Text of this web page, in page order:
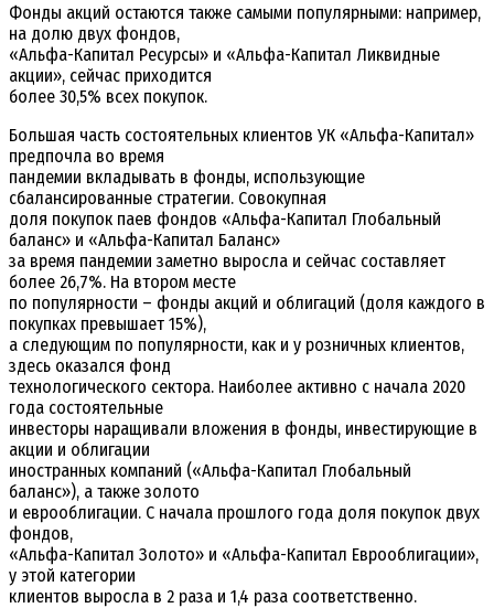
Фонды акций остаются также самыми популярными: например,
на долю двух фондов,
«Альфа-Капитал Ресурсы» и «Альфа-Капитал Ликвидные
акции», сейчас приходится
более 30,5% всех покупок.
Большая часть состоятельных клиентов УК «Альфа-Капитал»
предпочла во время
пандемии вкладывать в фонды, использующие
сбалансированные стратегии. Совокупная
доля покупок паев фондов «Альфа-Капитал Глобальный
баланс» и «Альфа-Капитал Баланс»
за время пандемии заметно выросла и сейчас составляет
более 26,7%. На втором месте
по популярности – фонды акций и облигаций (доля каждого в
покупках превышает 15%),
а следующим по популярности, как и у розничных клиентов,
здесь оказался фонд
технологического сектора. Наиболее активно с начала 2020
года состоятельные
инвесторы наращивали вложения в фонды, инвестирующие в
акции и облигации
иностранных компаний («Альфа-Капитал Глобальный
баланс»), а также золото
и еврооблигации. С начала прошлого года доля покупок двух
фондов,
«Альфа-Капитал Золото» и «Альфа-Капитал Еврооблигации»,
у этой категории
клиентов выросла в 2 раза и 1,4 раза соответственно.